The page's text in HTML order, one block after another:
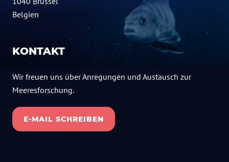
Belgien
KONTAKT
Wir freuen uns über Anregungen und Austausch zur
Meeresforschung.
E-MAIL SCHREIBEN